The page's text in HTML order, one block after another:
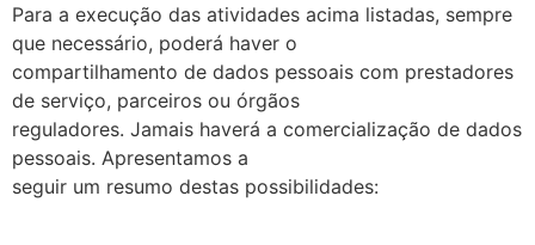
Para a execução das atividades acima listadas, sempre
que necessário, poderá haver o
compartilhamento de dados pessoais com prestadores
de serviço, parceiros ou órgãos
reguladores. Jamais haverá a comercialização de dados
pessoais. Apresentamos a
seguir um resumo destas possibilidades: